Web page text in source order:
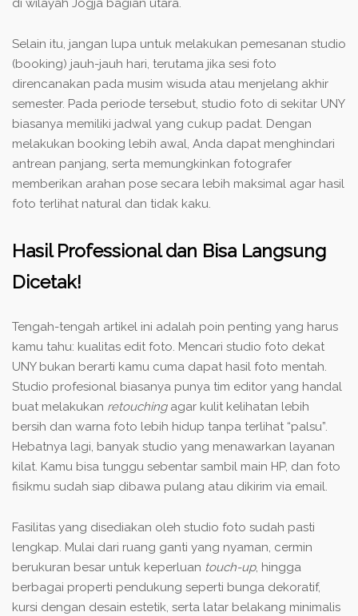
di wilayah Jogja bagian utara.
Selain itu, jangan lupa untuk melakukan pemesanan studio
(booking) jauh-jauh hari, terutama jika sesi foto
direncanakan pada musim wisuda atau menjelang akhir
semester. Pada periode tersebut, studio foto di sekitar UNY
biasanya memiliki jadwal yang cukup padat. Dengan
melakukan booking lebih awal, Anda dapat menghindari
antrean panjang, serta memungkinkan fotografer
memberikan arahan pose secara lebih maksimal agar hasil
foto terlihat natural dan tidak kaku.
Hasil Professional dan Bisa Langsung
Dicetak!
Tengah-tengah artikel ini adalah poin penting yang harus
kamu tahu: kualitas edit foto. Mencari studio foto dekat
UNYbukan berarti kamu cuma dapat hasil foto mentah.
Studio profesional biasanya punya tim editor yang handal
buat melakukan retouchingagar kulit kelihatan lebih
bersih dan warna foto lebih hidup tanpa terlihat “palsu”.
Hebatnya lagi, banyak studio yang menawarkan layanan
kilat. Kamu bisa tunggu sebentar sambil main HP, dan foto
fisikmu sudah siap dibawa pulang atau dikirim via email.
Fasilitas yang disediakan oleh studio foto sudah pasti
lengkap. Mulai dari ruang ganti yang nyaman, cermin
berukuran besar untuk keperluan touch-up, hingga
berbagai properti pendukung seperti bunga dekoratif,
kursi dengan desain estetik, serta latar belakang minimalis